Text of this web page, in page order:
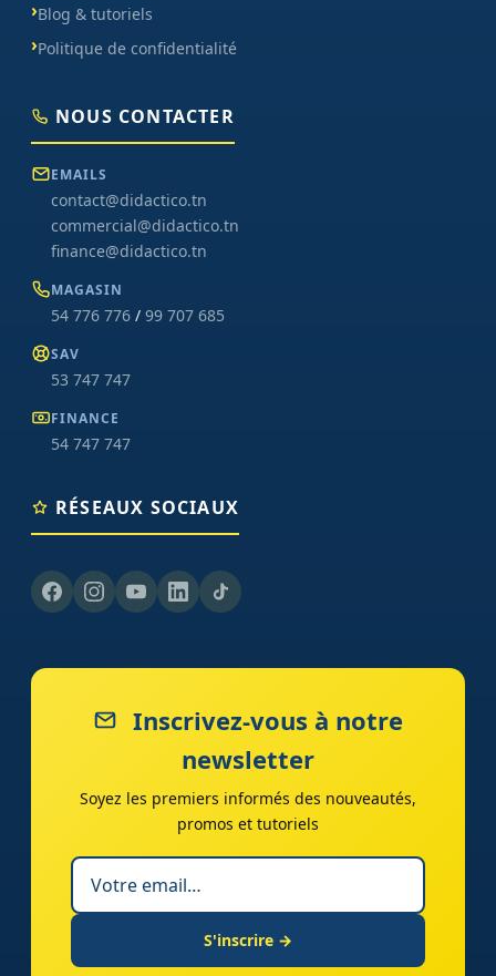
Blog & tutoriels
Politique de confidentialité
NOUS CONTACTER
EMAILS
contact@didactico.tn
commercial@didactico.tn
finance@didactico.tn
MAGASIN
54 776 776 / 99 707 685
SAV
53 747 747
FINANCE
54 747 747
RÉSEAUX SOCIAUX
Inscrivez-vous à notre
newsletter
Soyez les premiers informés des nouveautés,
promos et tutoriels
S'inscrire →